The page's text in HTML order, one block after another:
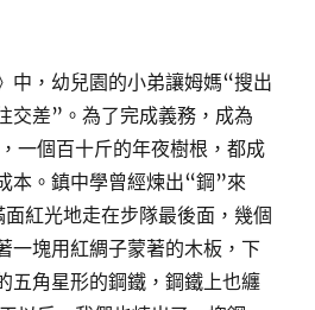
中，幼兒園的小弟讓姆媽“搜出
交差”。為了完成義務，成為
一個百十斤的年夜樹根，都成
本。鎮中學曾經煉出“鋼”來
紅光地走在步隊最後面，幾個
一塊用紅綢子蒙著的木板，下
五角星形的鋼鐵，鋼鐵上也纏